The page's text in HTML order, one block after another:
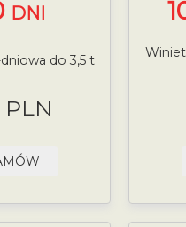
DNI
do 3,5 t
PLN